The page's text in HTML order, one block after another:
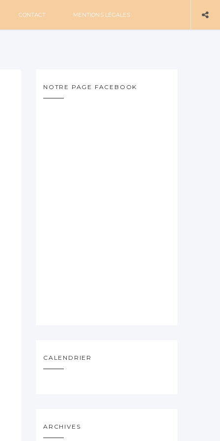
CONTACT MENTIONS LÉGALES
NOTRE PAGE FACEBOOK
CALENDRIER
ARCHIVES